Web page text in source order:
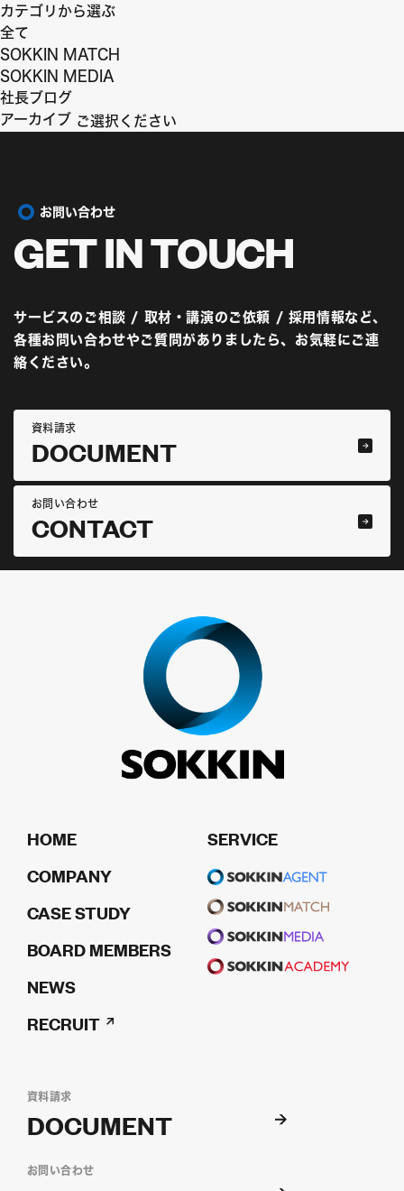
カテゴリから選ぶ
全て
SOKKIN MATCH
SOKKIN MEDIA
社長ブログ
アーカイブ
お問い合わせ
GET INTOUCH
サービスのご相談 / 取材・講演のご依頼 / 採用情報など、
各種お問い合わせやご質問がありましたら、お気軽にご連
絡ください。
資料請求
DOCUMENT
お問い合わせ
CONTACT
HOME
COMPANY
SERVICE
CASE STUDY
BOARD MEMBERS
NEWS
RECRUIT
資料請求
DOCUMENT
お問い合わせ